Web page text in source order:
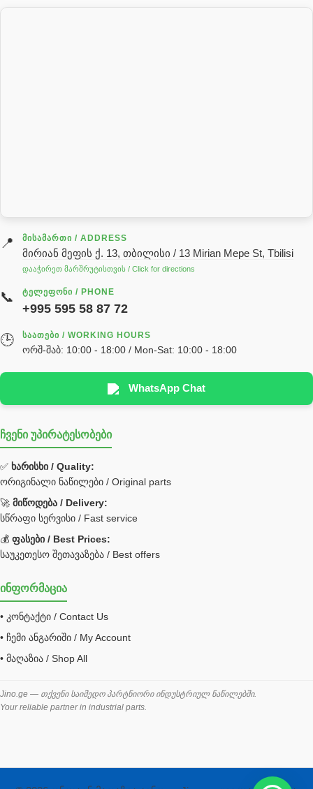
გადაცემათა კოლოფის ზეთი( კარობკის ზეთი)
ძრავის ზეთი
ჰიდრავლიკის ზეთი
реек
სხადასხვა
Hyva
უჟანგავი ფოლადი
Bobcat ფილტრი
Caterpillar ფილტრი
JCB ფილტრი
ქვაბი გათბობა მილები
შემაერთებელი / გადამყვანი UNF ORFS
შემაერთებელი BSPP /გადამყვანი
შესაფუთი მანქანა ვაკუმით
შლანგი
საწვავის შლანგი
📍 ᲛᲘᲡᲐᲛᲐᲠᲗᲘ / ADDRESS
მირიან მეფის ქ. 13, თბილისი / 13 Mirian Mepe St, Tbilisi
დააჭირეთ მარშრუტისთვის / Click for directions
📞 ᲢᲔᲚᲔᲤᲝᲜᲘ / PHONE
+995 595 58 87 72
🕒 ᲡᲐᲐᲗᲔᲑᲘ / WORKING HOURS
ორშ-შაბ: 10:00 - 18:00 / Mon-Sat: 10:00 - 18:00
WhatsApp Chat
ჩვენი უპირატესობები
✅ ხარისხი / Quality:
ორიგინალი ნაწილები / Original parts
🚀 მიწოდება / Delivery:
სწრაფი სერვისი / Fast service
💰 ფასები / Best Prices:
საუკეთესო შეთავაზება / Best offers
ინფორმაცია
• კონტაქტი / Contact Us
• ჩემი ანგარიში / My Account
• მაღაზია / Shop All
Jino.ge — თქვენი საიმედო პარტნიორი ინდუსტრიულ ნაწილებში.
Your reliable partner in industrial parts.